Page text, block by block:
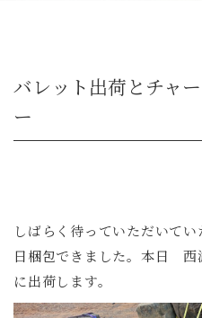
バレット出荷とチャ
ー
しばらく待っていただいて
日梱包できました。本日
に出荷します。